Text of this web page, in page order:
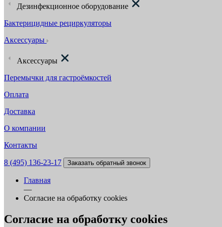
Дезинфекционное оборудование
Бактерицидные рециркуляторы
Аксессуары
Аксессуары
Перемычки для гастроёмкостей
Оплата
Доставка
О компании
Контакты
8 (495) 136-23-17 Заказать обратный звонок
Главная
—
Согласие на обработку cookies
Согласие на обработку cookies